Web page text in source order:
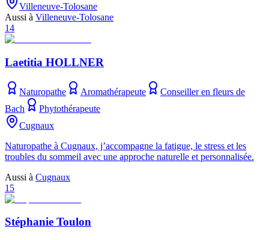
Villeneuve-Tolosane
Aussi à Villeneuve-Tolosane
14
Laetitia HOLLNER
Naturopathe Aromathérapeute
Conseiller en fleurs de
Bach
Phytothérapeute
Cugnaux
Naturopathe à Cugnaux, j’accompagne la fatigue, le stress et les
troubles du sommeil avec une approche naturelle et personnalisée.
Aussi à Cugnaux
15
Stéphanie Toulon